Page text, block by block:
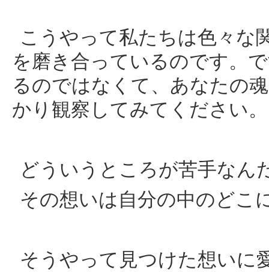
こうやって私たちは色々な
を磨き合っているのです。
るのではなくて、あなたの
かり観察してみてください。
どういうところが苦手なん
その想いは自分の中のどこ
そうやって見つけた想いに